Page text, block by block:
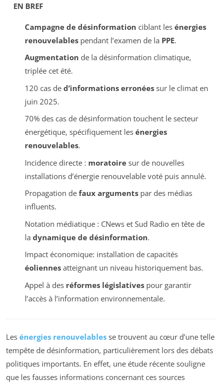
EN BREF
Campagne de désinformation ciblant les énergies
renouvelablespendant l’examen de la PPE.
Augmentation de la désinformation climatique,
triplée cet été.
120 cas de d’informations erronéessur le climat en
juin 2025.
70% des cas de désinformation touchent le secteur
énergétique, spécifiquement les énergies
renouvelables.
Incidence directe : moratoiresur de nouvelles
installations d’énergie renouvelable voté puis annulé.
Propagation de faux argumentspar des médias
influents.
Notation médiatique : CNews et Sud Radio en tête de
la dynamique de désinformation.
Impact économique: installation de capacités
éoliennesatteignant un niveau historiquement bas.
Appel à des réformes législativespour garantir
l’accès à l’information environnementale.
Les énergies renouvelables se trouvent au cœur d’une telle
tempête de désinformation, particulièrement lors des débats
politiques importants. En effet, une étude récente souligne
que les fausses informations concernant ces sources